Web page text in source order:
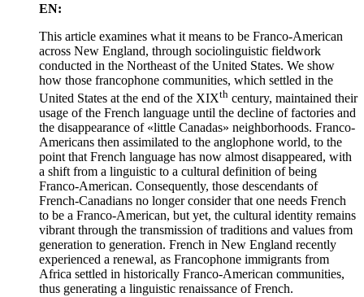
EN:
This article examines what it means to be Franco-American
across New England, through sociolinguistic fieldwork
conducted in the Northeast of the United States. We show
how those francophone communities, which settled in the
United States at the end of the XIXth century, maintained their
usage of the French language until the decline of factories and
the disappearance of «little Canadas» neighborhoods. Franco-
Americans then assimilated to the anglophone world, to the
point that French language has now almost disappeared, with
a shift from a linguistic to a cultural definition of being
Franco-American. Consequently, those descendants of
French-Canadians no longer consider that one needs French
to be a Franco-American, but yet, the cultural identity remains
vibrant through the transmission of traditions and values from
generation to generation. French in New England recently
experienced a renewal, as Francophone immigrants from
Africa settled in historically Franco-American communities,
thus generating a linguistic renaissance of French.